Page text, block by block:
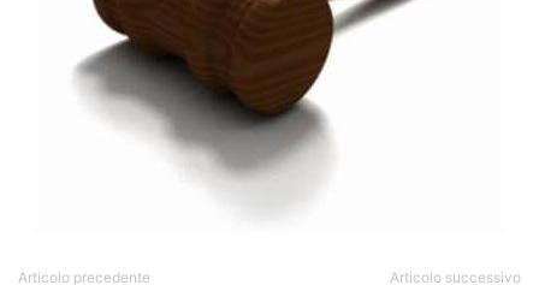
Articolo precedente Articolo successivo